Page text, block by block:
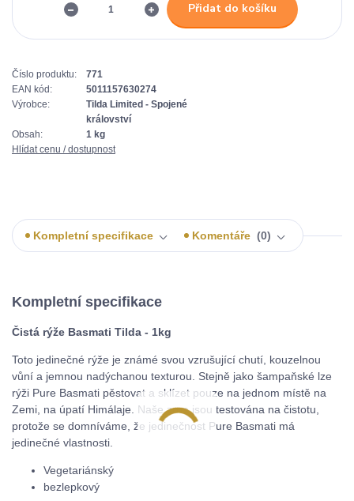
Přidat do košíku
Číslo produktu:
771
EAN kód:
5011157630274
Výrobce:
Tilda Limited - Spojené
království
Obsah:
1 kg
Hlídat cenu / dostupnost
Kompletní specifikace Komentáře 0
Kompletní specifikace
Čistá rýže Basmati Tilda - 1kg
Toto jedinečné rýže je známé svou vzrušující chutí, kouzelnou
vůní a jemnou nadýchanou texturou. Stejně jako šampaňské lze
rýži Pure Basmati pěstovat a sklízet pouze na jednom místě na
Zemi, na úpatí Himálaje. Naše zrna jsou testována na čistotu,
protože se domníváme, že jedinečnost Pure Basmati má
jedinečné vlastnosti.
Vegetariánský
bezlepkový